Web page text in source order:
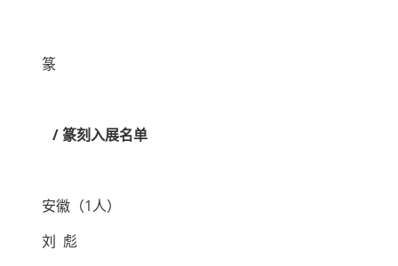
篆
/ 篆刻入展名单
安徽（1人）
刘 彪